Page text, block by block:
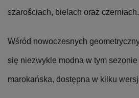
szarościach, bielach oraz czerniach.
Wśród nowoczesnych
się niezwykle modna w tym
marokańska, dostępna w kilku